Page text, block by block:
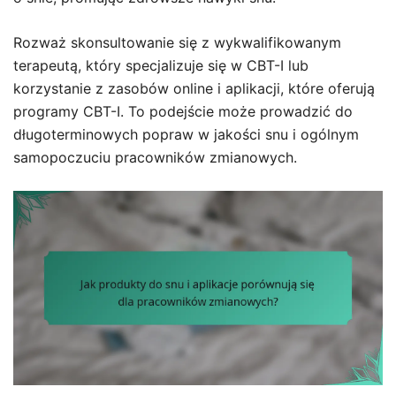
Rozważ skonsultowanie się z wykwalifikowanym
terapeutą, który specjalizuje się w CBT-I lub
korzystanie z zasobów online i aplikacji, które oferują
programy CBT-I. To podejście może prowadzić do
długoterminowych popraw w jakości snu i ogólnym
samopoczuciu pracowników zmianowych.